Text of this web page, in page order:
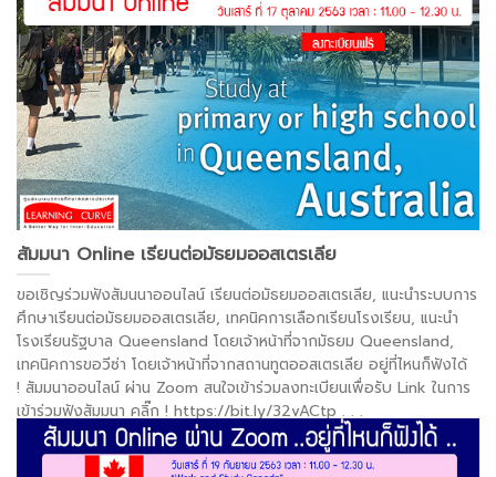
อ่านต่อ >
สัมมนา Online เรียนต่อมัธยมออสเตรเลีย
ขอเชิญร่วมฟังสัมนนาออนไลน์ เรียนต่อมัธยมออสเตรเลีย, แนะนำระบบการ
ศึกษาเรียนต่อมัธยมออสเตรเลีย, เทคนิคการเลือกเรียนโรงเรียน, แนะนำ
โรงเรียนรัฐบาล Queensland โดยเจ้าหน้าที่จากมัธยม Queensland,
เทคนิคการขอวีซ่า โดยเจ้าหน้าที่จากสถานทูตออสเตรเลีย อยู่ที่ไหนก็ฟังได้
! สัมมนาออนไลน์ ผ่าน Zoom สนใจเข้าร่วมลงทะเบียนเพื่อรับ Link ในการ
เข้าร่วมฟังสัมมนา คลิ๊ก ! https://bit.ly/32vACtp . . .
อ่านต่อ >